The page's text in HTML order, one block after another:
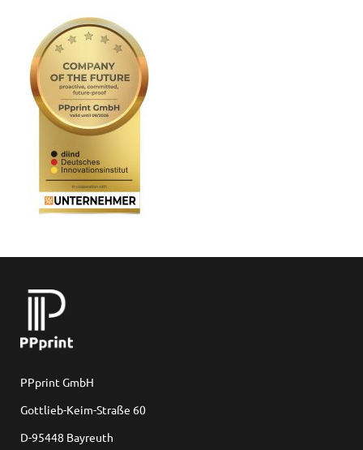
PPprint GmbH
Gottlieb-Keim-Straße 60
D-95448 Bayreuth